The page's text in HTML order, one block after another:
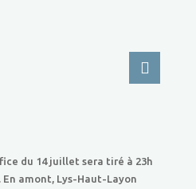
du 14 juillet sera tiré à 23h
En amont, Lys-Haut-Layon